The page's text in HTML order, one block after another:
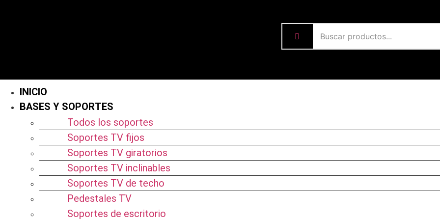
INICIO
BASES Y SOPORTES
Todos los soportes
Soportes TV fijos
Soportes TV giratorios
Soportes TV inclinables
Soportes TV de techo
Pedestales TV
Soportes de escritorio